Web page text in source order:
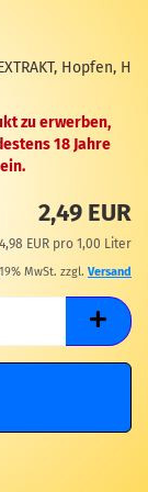
Hopfen, H
zu erwerben,
18 Jahre
2,49 EUR
4,98 EUR pro 1,00 Liter
MwSt. zzgl. Versand